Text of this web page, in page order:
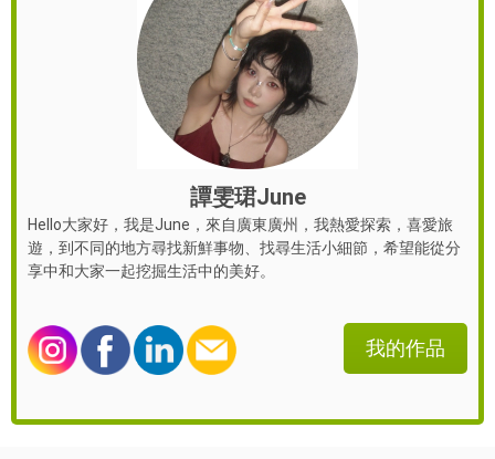
譚雯珺June
Hello大家好，我是June，來自廣東廣州，我熱愛探索，喜愛旅
遊，到不同的地方尋找新鮮事物、找尋生活小細節，希望能從分
享中和大家一起挖掘生活中的美好。
我的作品